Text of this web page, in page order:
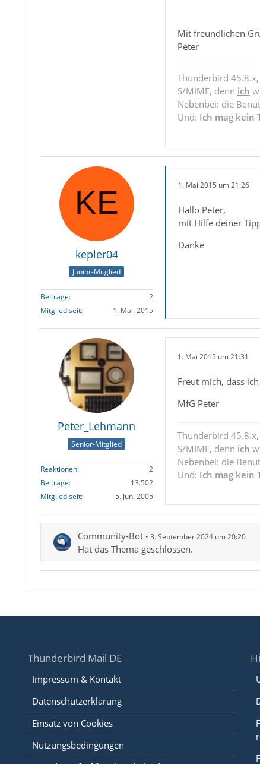
Mit freundlichen
Peter
Thunderbird
S/MIME, denn ich
Nebenbei: die
Und: Ich mag kein
kepler04
Junior-Mitglied
Beiträge
2
Mitglied seit
1. Mai. 2015
1. Mai 2015 um 21:26
Hallo Peter,
mit Hilfe deiner
Danke
Peter_Lehmann
Senior-Mitglied
Reaktionen
2
Beiträge
13.502
Mitglied seit
5. Jun. 2005
1. Mai 2015 um 21:31
Freut mich, dass
MfG Peter
Thunderbird
S/MIME, denn ich
Nebenbei: die
Und: Ich mag kein
Community-Bot 3. September 2024 um 20:20
Hat das Thema geschlossen.
Thunderbird Mail DE
Impressum & Kontakt
Datenschutzerklärung
Einsatz von Cookies
Nutzungsbedingungen